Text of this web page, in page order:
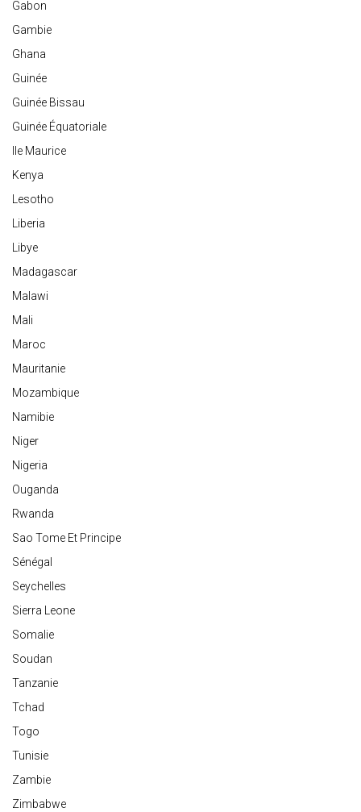
Gabon
Gambie
Ghana
Guinée
Guinée Bissau
Guinée Équatoriale
Ile Maurice
Kenya
Lesotho
Liberia
Libye
Madagascar
Malawi
Mali
Maroc
Mauritanie
Mozambique
Namibie
Niger
Nigeria
Ouganda
Rwanda
Sao Tome Et Principe
Sénégal
Seychelles
Sierra Leone
Somalie
Soudan
Tanzanie
Tchad
Togo
Tunisie
Zambie
Zimbabwe